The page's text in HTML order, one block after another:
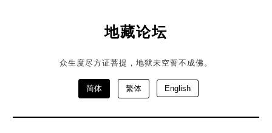
地藏论坛
众生度尽方证菩提，地狱未空誓不成佛。
简体 繁体 English